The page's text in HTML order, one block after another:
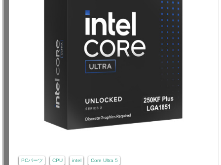
PCパーツ CPU intel Core Ultra 5